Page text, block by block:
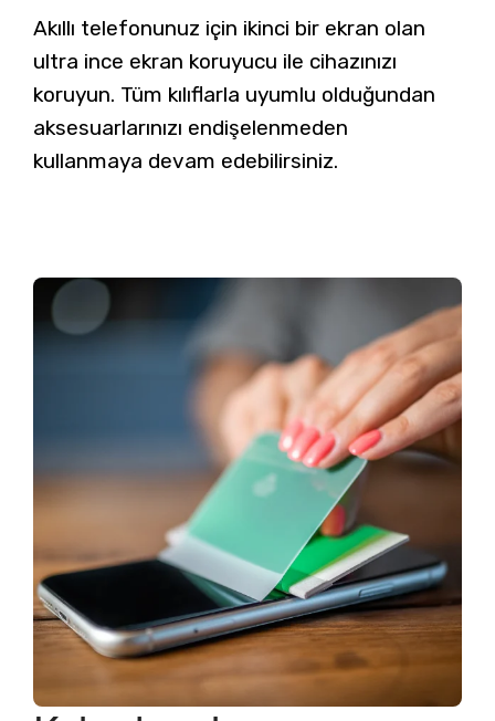
Akıllı telefonunuz için ikinci bir ekran olan
ultra ince ekran koruyucu ile cihazınızı
koruyun. Tüm kılıflarla uyumlu olduğundan
aksesuarlarınızı endişelenmeden
kullanmaya devam edebilirsiniz.